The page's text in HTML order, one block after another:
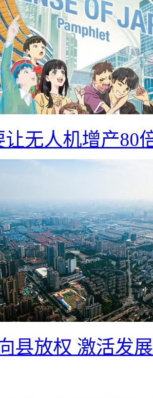
让无人机增产80
县放权 激活发